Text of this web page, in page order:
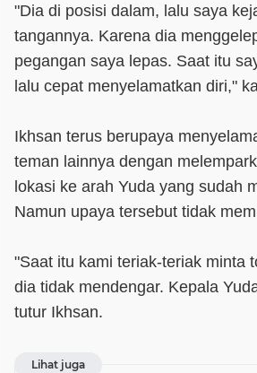
"Dia di posisi dalam, lalu saya
tangannya. Karena dia
pegangan saya lepas. Saat itu
lalu cepat menyelamatkan diri,"
Ikhsan terus berupaya
teman lainnya dengan
lokasi ke arah Yuda yang sudah
Namun upaya tersebut tidak
"Saat itu kami teriak-teriak minta
dia tidak mendengar. Kepala
tutur Ikhsan.
Lihat juga